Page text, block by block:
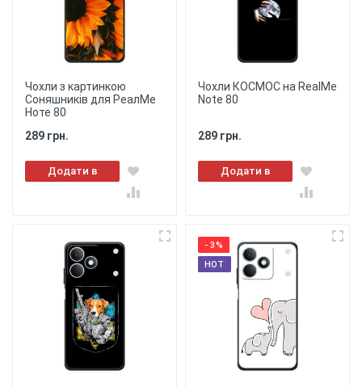
Чохли з картинкою
Соняшників для РеалМе
Ноте 80
289 грн.
Додати в
кошик
Чохли КОСМОС на RealMe
Note 80
289 грн.
Додати в
кошик
- 3%
HOT